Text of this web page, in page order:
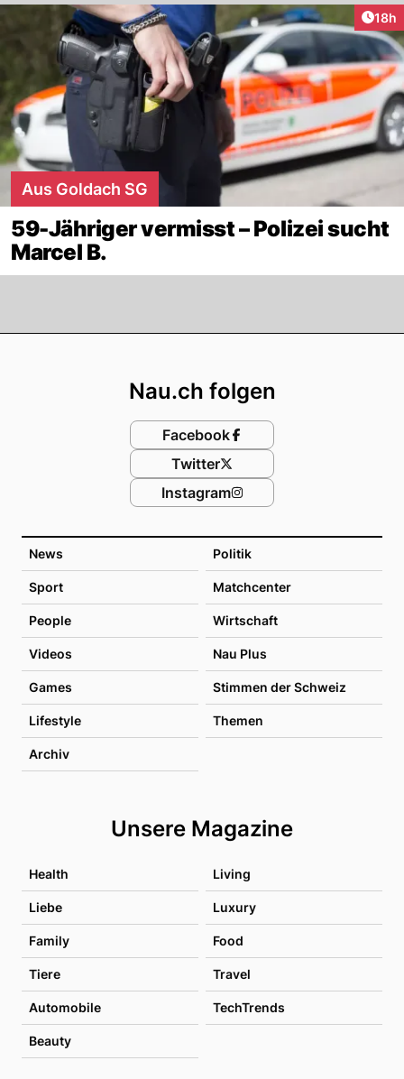
18h
Aus Goldach SG
59-Jähriger vermisst – Polizei sucht
Marcel B.
News Politik
Sport Matchcenter
People Wirtschaft
Videos Nau Plus
Games Stimmen der Schweiz
Lifestyle Themen
Archiv
Unsere Magazine
Health Living
Liebe Luxury
Family Food
Tiere Travel
Automobile TechTrends
Beauty
Nau.ch folgen
Facebook
Twitter
Instagram